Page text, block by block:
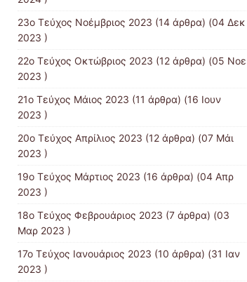
23ο Τεύχος Νοέμβριος 2023 (14 άρθρα) (04 Δεκ
2023 )
22ο Τεύχος Οκτώβριος 2023 (12 άρθρα) (05 Νοε
2023 )
21ο Τεύχος Μάιος 2023 (11 άρθρα) (16 Ιουν
2023 )
20ο Τεύχος Απρίλιος 2023 (12 άρθρα) (07 Μάι
2023 )
19ο Τεύχος Μάρτιος 2023 (16 άρθρα) (04 Απρ
2023 )
18ο Τεύχος Φεβρουάριος 2023 (7 άρθρα) (03
Μαρ 2023 )
17ο Τεύχος Ιανουάριος 2023 (10 άρθρα) (31 Ιαν
2023 )